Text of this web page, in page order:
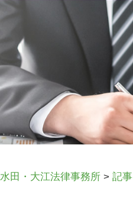
水田・大江法律事務所 > 記事